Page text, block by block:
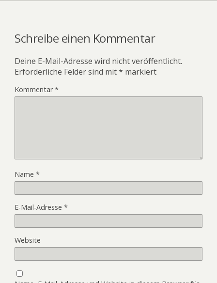
Schreibe einen Kommentar
Deine E-Mail-Adresse wird nicht veröffentlicht.
Erforderliche Felder sind mit* markiert
Kommentar*
Name *
E-Mail-Adresse *
Website